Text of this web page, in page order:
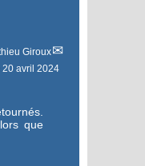
Giroux
20 avril 2024
que